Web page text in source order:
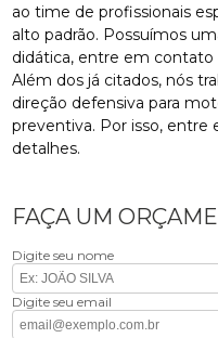
ao time de profissionais
alto padrão. Possuímos
didática, entre em contato
Além dos já citados, nós
direção defensiva para
preventiva. Por isso, entre
detalhes.
FAÇA UM
Digite seu nome
Digite seu email